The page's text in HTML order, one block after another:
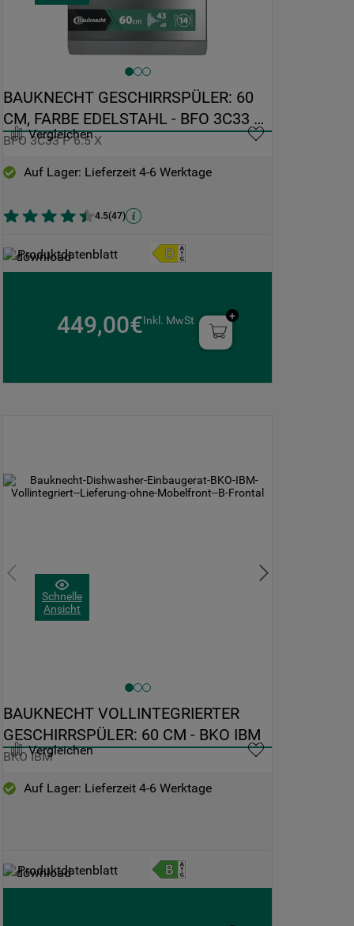
Vergleichen
BAUKNECHT GESCHIRRSPÜLER: 60
CM, FARBE EDELSTAHL - BFO 3C33 P
6.5 X
BFO 3C33 P 6.5 X
Auf Lager: Lieferzeit 4-6 Werktage
4.5(47)
Produktdatenblatt
449,00€Inkl. MwSt
Schnelle
Ansicht
Vergleichen
BAUKNECHT VOLLINTEGRIERTER
GESCHIRRSPÜLER: 60 CM - BKO IBM
BKO IBM
Auf Lager: Lieferzeit 4-6 Werktage
Produktdatenblatt